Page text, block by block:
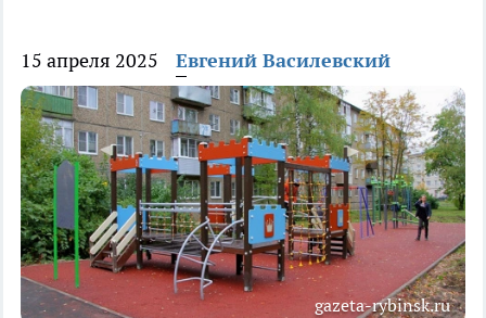
15 апреля 2025 Евгений Василевский
gazeta-rybinsk.ru